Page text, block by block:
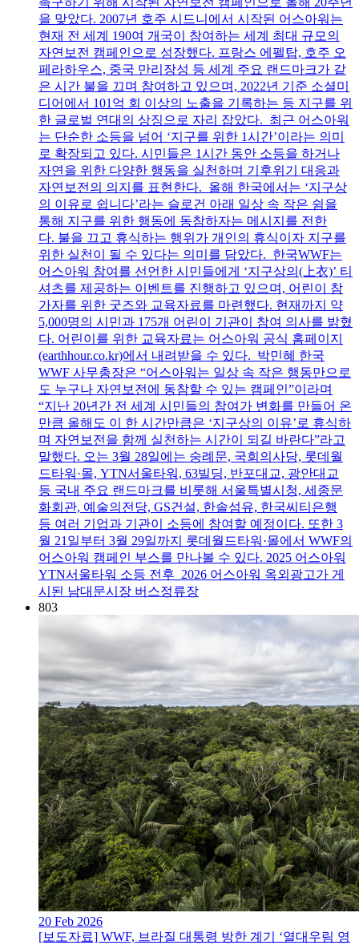
을 맞았다. 2007년 호주 시드니에서 시작된 어스아워는
현재 전 세계 190여 개국이 참여하는 세계 최대 규모의
자연보전 캠페인으로 성장했다. 프랑스 에펠탑, 호주 오
페라하우스, 중국 만리장성 등 세계 주요 랜드마크가 같
은 시간 불을 끄며 참여하고 있으며, 2022년 기준 소셜미
디어에서 101억 회 이상의 노출을 기록하는 등 지구를 위
한 글로벌 연대의 상징으로 자리 잡았다. 최근 어스아워
는 단순한 소등을 넘어 ‘지구를 위한 1시간’이라는 의미
로 확장되고 있다. 시민들은 1시간 동안 소등을 하거나
자연을 위한 다양한 행동을 실천하며 기후위기 대응과
자연보전의 의지를 표현한다. 올해 한국에서는 ‘지구상
의 이유로 쉽니다’라는 슬로건 아래 일상 속 작은 쉼을
통해 지구를 위한 행동에 동참하자는 메시지를 전한
다. 불을 끄고 휴식하는 행위가 개인의 휴식이자 지구를
위한 실천이 될 수 있다는 의미를 담았다. 한국WWF는
어스아워 참여를 선언한 시민들에게 ‘지구상의(上衣)’ 티
셔츠를 제공하는 이벤트를 진행하고 있으며, 어린이 참
가자를 위한 굿즈와 교육자료를 마련했다. 현재까지 약
5,000명의 시민과 175개 어린이 기관이 참여 의사를 밝혔
다. 어린이를 위한 교육자료는 어스아워 공식 홈페이지
(earthhour.co.kr)에서 내려받을 수 있다. 박민혜 한국
WWF 사무총장은 “어스아워는 일상 속 작은 행동만으로
도 누구나 자연보전에 동참할 수 있는 캠페인”이라며
“지난 20년간 전 세계 시민들의 참여가 변화를 만들어 온
만큼 올해도 이 한 시간만큼은 ‘지구상의 이유’로 휴식하
며 자연보전을 함께 실천하는 시간이 되길 바란다”라고
말했다. 오는 3월 28일에는 숭례문, 국회의사당, 롯데월
드타워·몰, YTN서울타워, 63빌딩, 반포대교, 광안대교
등 국내 주요 랜드마크를 비롯해 서울특별시청, 세종문
화회관, 예술의전당, GS건설, 한솔섬유, 한국씨티은행
등 여러 기업과 기관이 소등에 참여할 예정이다. 또한 3
월 21일부터 3월 29일까지 롯데월드타워·몰에서 WWF의
어스아워 캠페인 부스를 만나볼 수 있다. 2025 어스아워
YTN서울타워 소등 전후 2026 어스아워 옥외광고가 게
시된 남대문시장 버스정류장
803
20 Feb 2026
[보도자료] WWF, 브라질 대통령 방한 계기 ‘열대우림 영